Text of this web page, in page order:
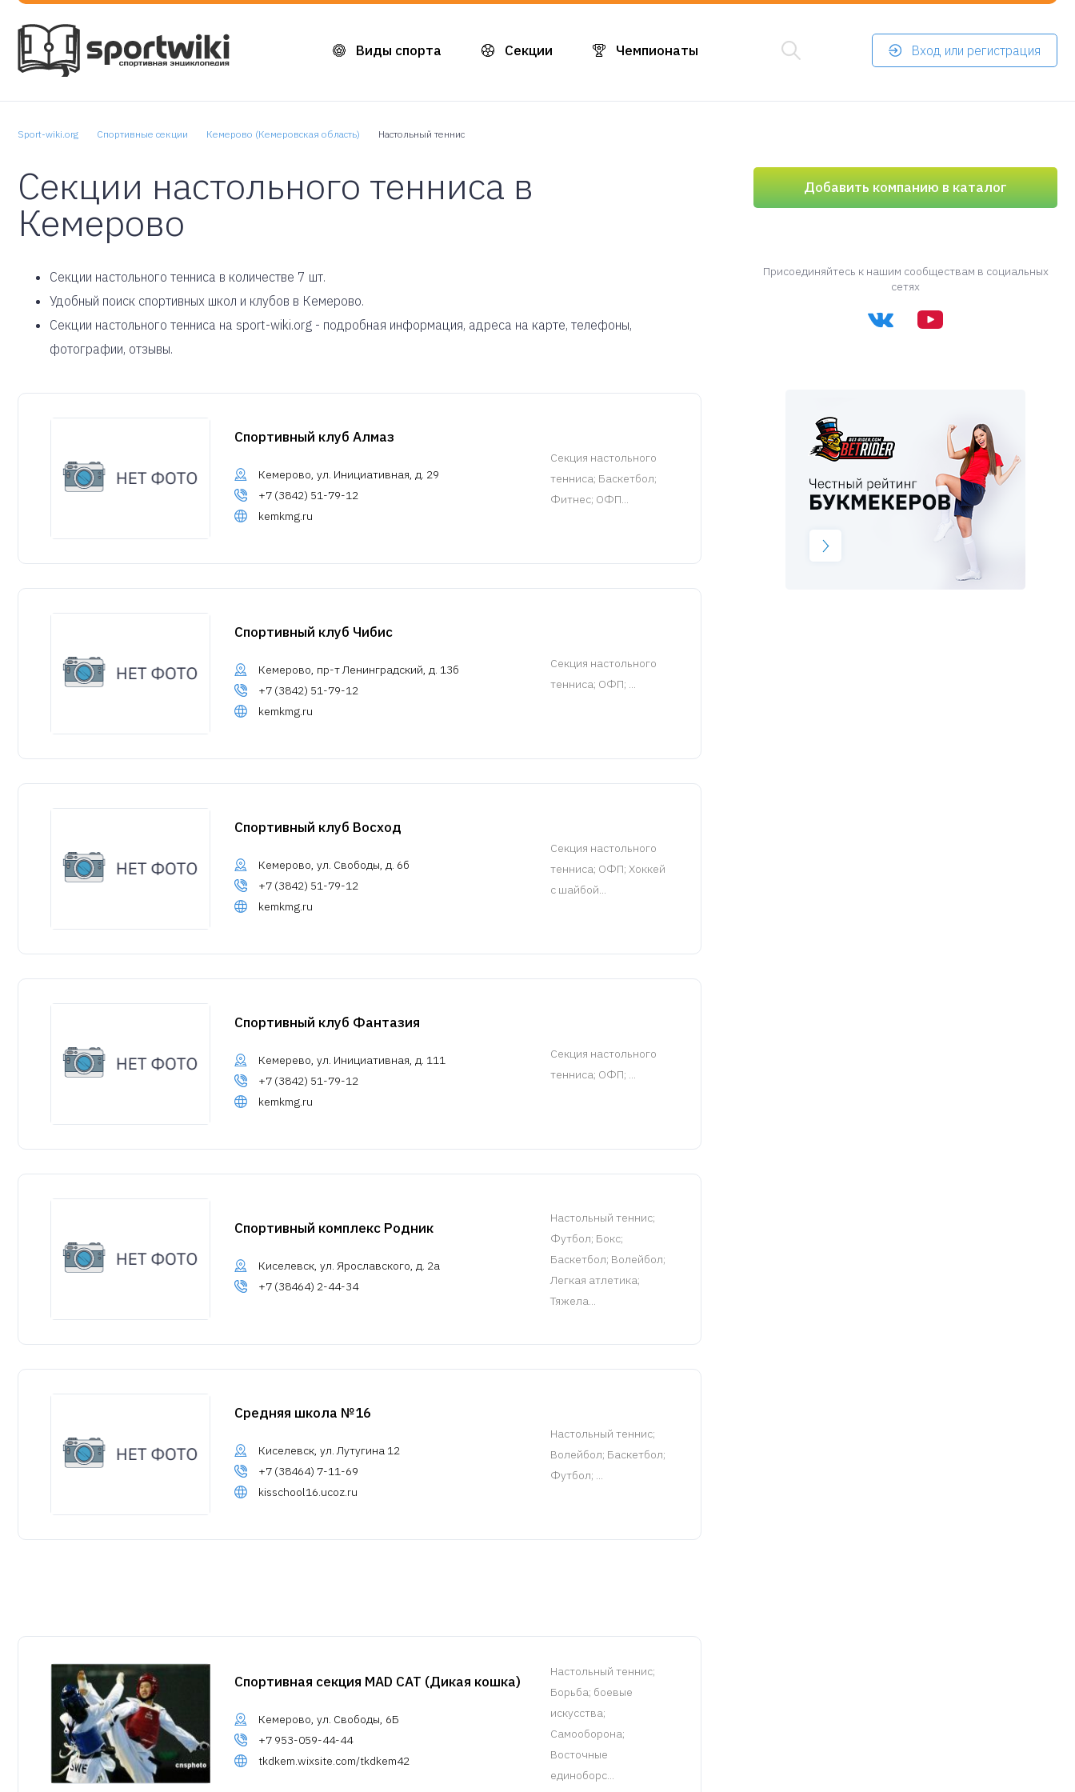
Виды спорта Секции Чемпионаты Вход или регистрация
Sport-wiki.org Спортивные секции Кемерово (Кемеровская область) Настольный теннис
Секции настольного тенниса в
Кемерово
Cекции настольного тенниса в количестве 7 шт.
Удобный поиск спортивных школ и клубов в Кемерово.
Секции настольного тенниса на sport-wiki.org - подробная информация, адреса на карте, телефоны,
фотографии, отзывы.
Спортивный клуб Алмаз
Кемерово, ул. Инициативная, д. 29
+7 (3842) 51-79-12
kemkmg.ru
Cекция настольного
тенниса; Баскетбол;
Фитнес; ОФП...
Спортивный клуб Чибис
Кемерово, пр-т Ленинградский, д. 13б
+7 (3842) 51-79-12
kemkmg.ru
Cекция настольного
тенниса; ОФП; ...
Спортивный клуб Восход
Кемерово, ул. Свободы, д. 6б
+7 (3842) 51-79-12
kemkmg.ru
Cекция настольного
тенниса; ОФП; Хоккей
с шайбой...
Спортивный клуб Фантазия
Кемерево, ул. Инициативная, д. 111
+7 (3842) 51-79-12
kemkmg.ru
Cекция настольного
тенниса; ОФП; ...
Спортивный комплекс Родник
Киселевск, ул. Ярославского, д. 2а
+7 (38464) 2-44-34
Настольный теннис;
Футбол; Бокс;
Баскетбол; Волейбол;
Легкая атлетика;
Тяжела...
Средняя школа №16
Киселевск, ул. Лутугина 12
+7 (38464) 7-11-69
kisschool16.ucoz.ru
Настольный теннис;
Волейбол; Баскетбол;
Футбол; ...
Спортивная секция MAD CAT (Дикая кошка)
Кемерово, ул. Свободы, 6Б
+7 953-059-44-44
tkdkem.wixsite.com/tkdkem42
Настольный теннис;
Борьба; боевые
искусства;
Самооборона;
Восточные
единоборс...
Добавить компанию в каталог
Присоединяйтесь к нашим сообществам в социальных
сетях